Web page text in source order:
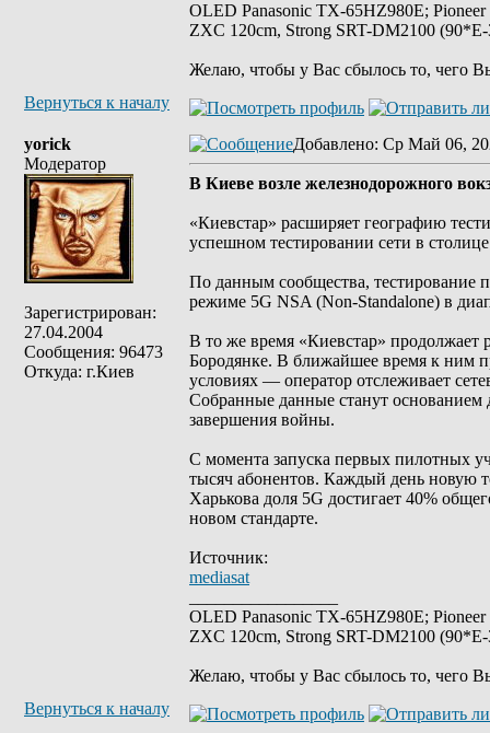
OLED Panasonic TX-65HZ980E;
ZXC 120cm, Strong SRT-DM2100
Желаю, чтобы у Вас сбылось то, чего
Вернуться к началу
yorick
Модератор
Зарегистрирован:
27.04.2004
Сообщения: 96473
Откуда: г.Киев
Добавлено: Ср Май 06,
В Киеве возле железнодорожного
«Киевстар» расширяет географию
успешном тестировании сети в
По данным сообщества, тестирование
режиме 5G NSA (Non-Standalone) в
В то же время «Киевстар»
Бородянке. В ближайшее время к ним
условиях — оператор отслеживает
Собранные данные станут основанием
завершения войны.
С момента запуска первых пилотных
тысяч абонентов. Каждый день новую
Харькова доля 5G достигает 40%
новом стандарте.
Источник:
mediasat
OLED Panasonic TX-65HZ980E;
ZXC 120cm, Strong SRT-DM2100
Желаю, чтобы у Вас сбылось то, чего
Вернуться к началу